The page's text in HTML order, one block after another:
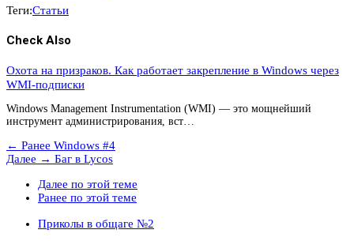
Теги:Статьи
Check Also
Охота на призраков. Как работает закрепление в Windows через
WMI-подписки
Windows Management Instrumentation (WMI) — это мощнейший
инструмент администрирования, вст…
← Ранее Windows #4
Далее → Баг в Lycos
Далее по этой теме
Ранее по этой теме
Приколы в общаге №2